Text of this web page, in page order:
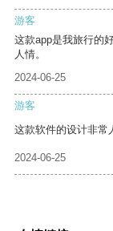
游客
这款app是我旅行的
人情。
2024-06-25
游客
这款软件的设计非常
2024-06-25